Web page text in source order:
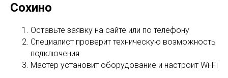
Сохино
Оставьте заявку на сайте или по телефону
Специалист проверит техническую возможность
подключения
Мастер установит оборудование и настроит Wi-Fi